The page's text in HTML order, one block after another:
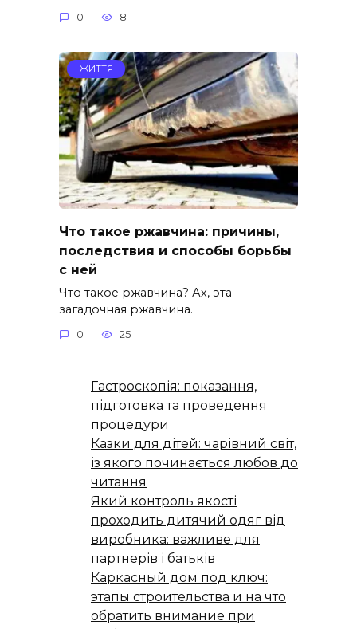
0 8
ЖИТТЯ
Что такое ржавчина: причины,
последствия и способы борьбы
с ней
Что такое ржавчина? Ах, эта
загадочная ржавчина.
0 25
Гастроскопія: показання,
підготовка та проведення
процедури
Казки для дітей: чарівний світ,
із якого починається любов до
читання
Який контроль якості
проходить дитячий одяг від
виробника: важливе для
партнерів і батьків
Каркасный дом под ключ:
этапы строительства и на что
обратить внимание при